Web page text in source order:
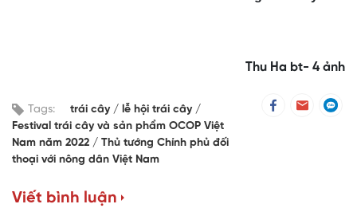
Thu Ha bt- 4 ảnh
Tags: trái cây
lễ hội trái cây
Festival trái cây và sản phẩm OCOP Việt
Nam năm 2022
Thủ tướng Chính phủ đối
thoại với nông dân Việt Nam
Viết bình luận